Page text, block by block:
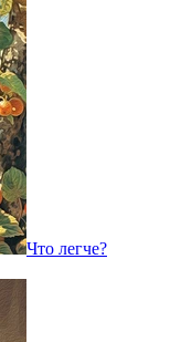
Что легче?